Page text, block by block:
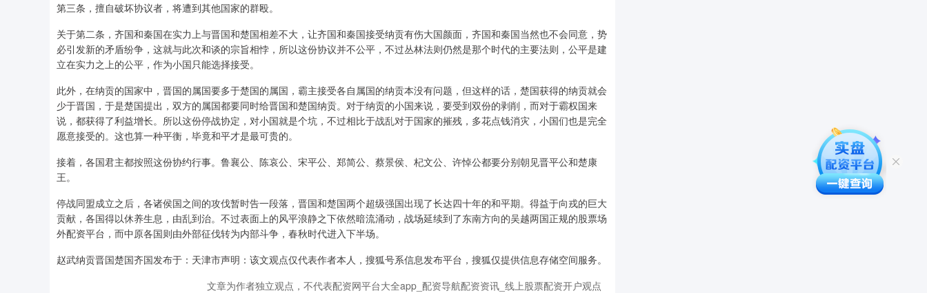
第三条，擅自破坏协议者，将遭到其他国家的群殴。
关于第二条，齐国和秦国在实力上与晋国和楚国相差不大，让齐国和秦国接受纳贡有伤大国颜面，齐国和秦国当然也不会同意，势
必引发新的矛盾纷争，这就与此次和谈的宗旨相悖，所以这份协议并不公平，不过丛林法则仍然是那个时代的主要法则，公平是建
立在实力之上的公平，作为小国只能选择接受。
此外，在纳贡的国家中，晋国的属国要多于楚国的属国，霸主接受各自属国的纳贡本没有问题，但这样的话，楚国获得的纳贡就会
少于晋国，于是楚国提出，双方的属国都要同时给晋国和楚国纳贡。对于纳贡的小国来说，要受到双份的剥削，而对于霸权国来
说，都获得了利益增长。所以这份停战协定，对小国就是个坑，不过相比于战乱对于国家的摧残，多花点钱消灾，小国们也是完全
愿意接受的。这也算一种平衡，毕竟和平才是最可贵的。
接着，各国君主都按照这份协约行事。鲁襄公、陈哀公、宋平公、郑简公、蔡景侯、杞文公、许悼公都要分别朝见晋平公和楚康
王。
停战同盟成立之后，各诸侯国之间的攻伐暂时告一段落，晋国和楚国两个超级强国出现了长达四十年的和平期。得益于向戎的巨大
贡献，各国得以休养生息，由乱到治。不过表面上的风平浪静之下依然暗流涌动，战场延续到了东南方向的吴越两国正规的股票场
外配资平台，而中原各国则由外部征伐转为内部斗争，春秋时代进入下半场。
赵武纳贡晋国楚国齐国发布于：天津市声明：该文观点仅代表作者本人，搜狐号系信息发布平台，搜狐仅提供信息存储空间服务。
文章为作者独立观点，不代表配资网平台大全app_配资导航配资资讯_线上股票配资开户观点